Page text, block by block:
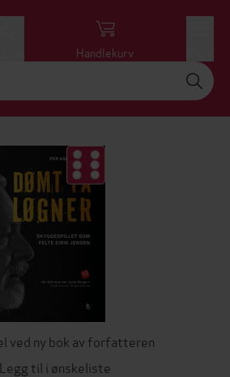
Handlekurv
ved ny bok av forfatteren
Legg til i ønskeliste